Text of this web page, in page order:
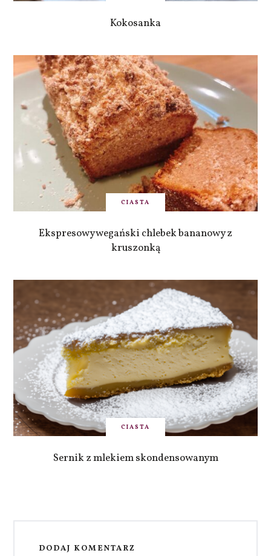
Kokosanka
CIASTA
Ekspresowy wegański chlebek bananowy z
kruszonką
CIASTA
Sernik z mlekiem skondensowanym
DODAJ KOMENTARZ